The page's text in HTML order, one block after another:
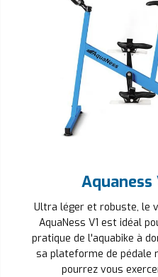
Aquaness
Ultra léger et robuste, le
AquaNess V1 est idéal
pratique de l'aquabike à
sa plateforme de pédale
pourrez vous